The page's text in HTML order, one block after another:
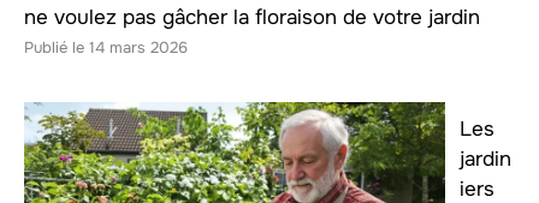
ne voulez pas gâcher la floraison de votre jardin
14 mars 2026
Les
jardin
iers